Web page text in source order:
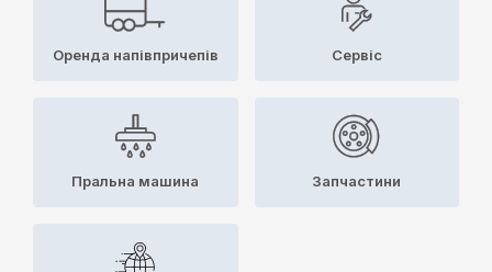
Оренда напівпричепів Сервіс
Пральна машина Запчастини